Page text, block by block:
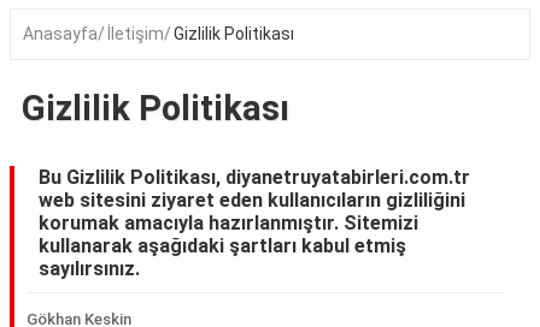
Bebek
Çocuk
Deniz
Düğün
Erkek
Eski
Anasayfa İletişim Gizlilik Politikası
Gizlilik Politikası
Bu Gizlilik Politikası, diyanetruyatabirleri.com.tr
web sitesini ziyaret eden kullanıcıların gizliliğini
korumak amacıyla hazırlanmıştır. Sitemizi
kullanarak aşağıdaki şartları kabul etmiş
sayılırsınız.
Gökhan Keskin